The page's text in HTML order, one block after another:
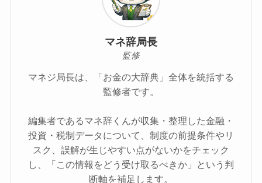
マネ辞局長
監修
マネジ局長は、「お金の大辞典」全体を統括する
監修者です。
編集者であるマネ辞くんが収集・整理した金融・
投資・税制データについて、制度の前提条件やリ
スク、誤解が生じやすい点がないかをチェック
し、「この情報をどう受け取るべきか」という判
断軸を補足します。